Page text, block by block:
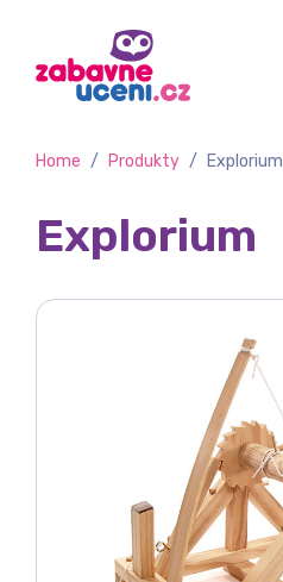
Home / Produkty / Explorium
Explorium